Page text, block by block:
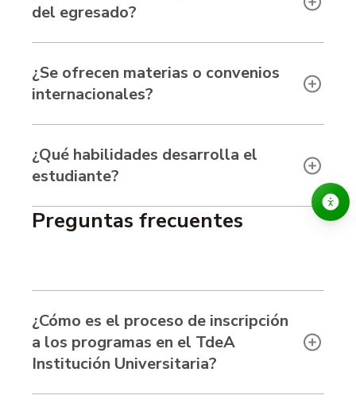
del egresado?
¿Se ofrecen materias o convenios
internacionales?
¿Qué habilidades desarrolla el
estudiante?
Preguntas frecuentes
¿Cómo es el proceso de inscripción
a los programas en el TdeA
Institución Universitaria?